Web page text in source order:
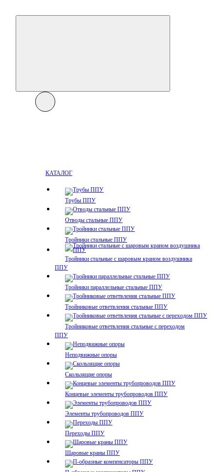
КАТАЛОГ
Трубы ППУ
Отводы стальные ППУ
Тройники стальные ППУ
Тройники стальные с шаровым краном воздушника
ППУ
Тройники параллельные стальные ППУ
Тройниковые ответвления стальные ППУ
Тройниковые ответвления стальные с переходом
ППУ
Неподвижные опоры
Скользящие опоры
Концевые элементы трубопроводов ППУ
Элементы трубопроводов ППУ
Переходы ППУ
Шаровые краны ППУ